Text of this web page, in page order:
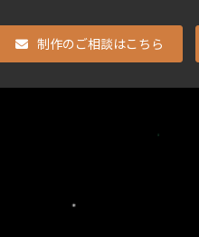
制作のご相談はこちら